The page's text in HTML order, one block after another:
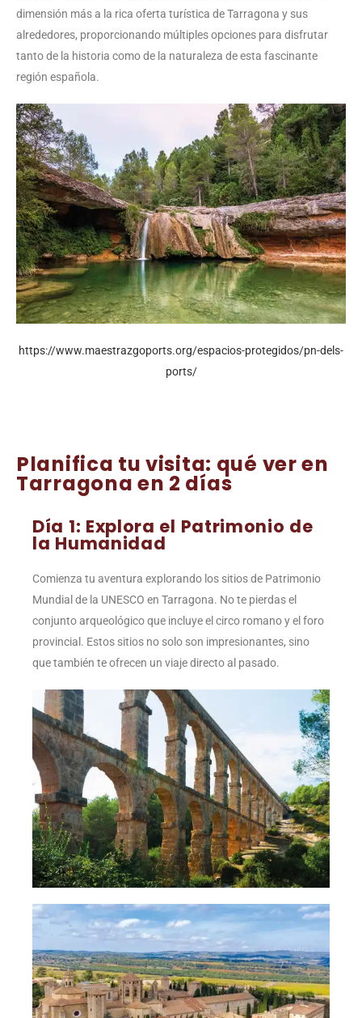
dimensión más a la rica oferta turística de Tarragona y sus
alrededores, proporcionando múltiples opciones para disfrutar
tanto de la historia como de la naturaleza de esta fascinante
región española.
https://www.maestrazgoports.org/espacios-protegidos/pn-dels-
ports/
Planifica tu visita: qué ver en
Tarragona en 2 días
Día 1: Explora el Patrimonio de
la Humanidad
Comienza tu aventura explorando los sitios de Patrimonio
Mundial de la UNESCO en Tarragona. No te pierdas el
conjunto arqueológico que incluye el circo romano y el foro
provincial. Estos sitios no solo son impresionantes, sino
que también te ofrecen un viaje directo al pasado.